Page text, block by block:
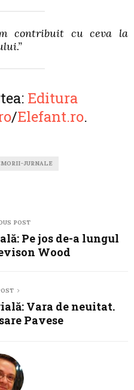
contribuit cu ceva la
Editura
/Elefant.ro.
JURNALE
POST
Pe jos de-a lungul
Wood
Vara de neuitat.
Pavese